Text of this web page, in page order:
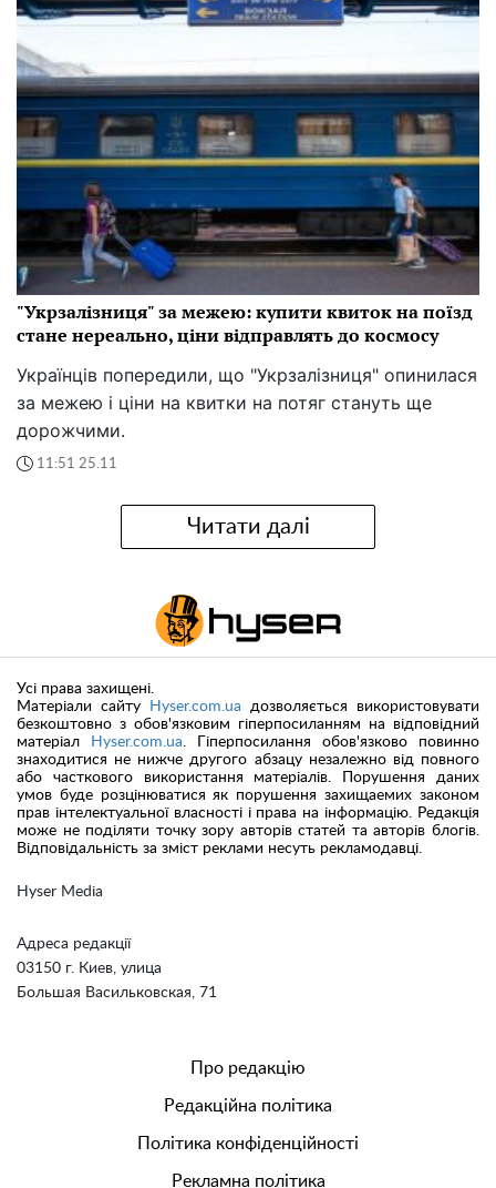
"Укрзалізниця" за межею: купити квиток на поїзд
стане нереально, ціни відправлять до космосу
Українців попередили, що "Укрзалізниця" опинилася
за межею і ціни на квитки на потяг стануть ще
дорожчими.
11:51 25.11
Читати далі
Hyser Media
Адреса редакції
03150 г. Киев, улица
Большая Васильковская, 71
Усі права захищені.
Матеріали сайту
Hyser.com.ua дозволяється використовувати
безкоштовно з обов'язковим гіперпосиланням на відповідний
матеріал
Hyser.com.ua. Гіперпосилання обов'язково повинно
знаходитися не нижче другого абзацу незалежно від повного
або часткового використання матеріалів. Порушення даних
умов буде розцінюватися як порушення захищаемих законом
прав інтелектуальної власності і права на інформацію. Редакція
може не поділяти точку зору авторів статей та авторів блогів.
Відповідальність за зміст реклами несуть рекламодавці.
Про редакцію
Редакційна політика
Політика конфіденційності
Рекламна політика